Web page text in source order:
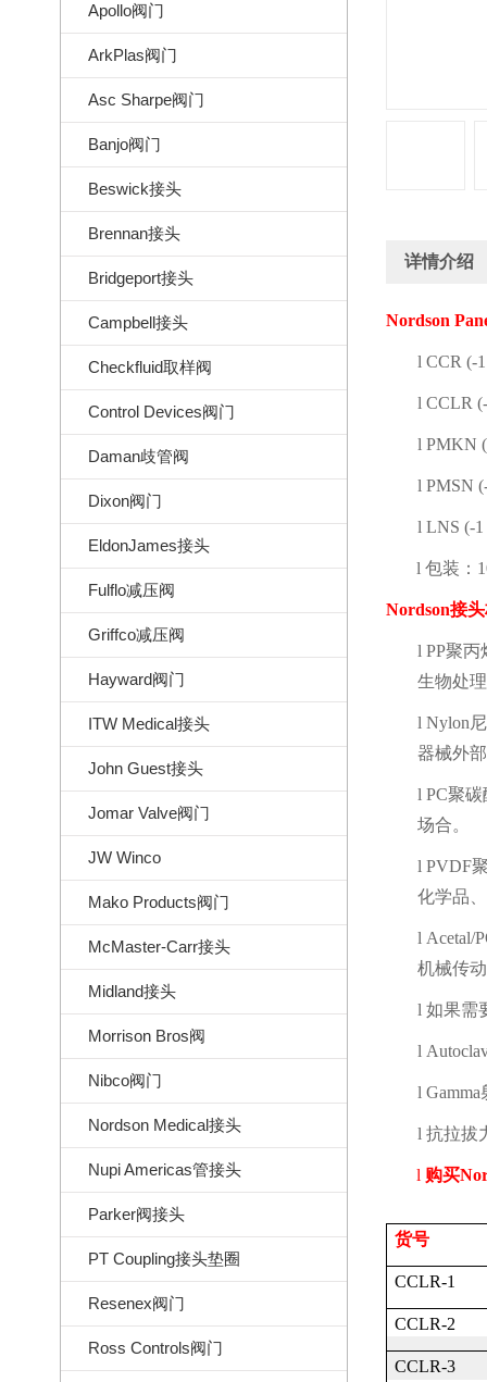
Apollo阀门
ArkPlas阀门
Asc Sharpe阀门
Banjo阀门
Beswick接头
Brennan接头
Bridgeport接头
Campbell接头
Checkfluid取样阀
Control Devices阀门
Daman歧管阀
Dixon阀门
EldonJames接头
Fulflo减压阀
Griffco减压阀
Hayward阀门
ITW Medical接头
John Guest接头
Jomar Valve阀门
JW Winco
Mako Products阀门
McMaster-Carr接头
Midland接头
Morrison Bros阀
Nibco阀门
Nordson Medical接头
Nupi Americas管接头
Parker阀接头
PT Coupling接头垫圈
Resenex阀门
Ross Controls阀门
详情介绍
Nordson
l CCR (-
l CCLR
l PMKN
l PMSN
l LNS (-1
l 包装：
Nordson接
l PP聚丙
生物处
l Nylon
器械外
l PC聚碳
场合。
l PVDF
化学品
l Acetal/
机械传
l 如果需
l
l Gamma
l 抗拉拔
l 购买
货号
CCLR-1
CCLR-2
CCLR-3